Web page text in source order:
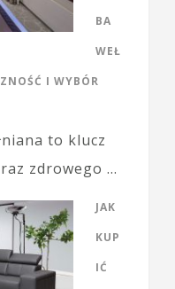
BA
WEŁ
I WYBÓR
to klucz
zdrowego …
JAK
KUP
IĆ